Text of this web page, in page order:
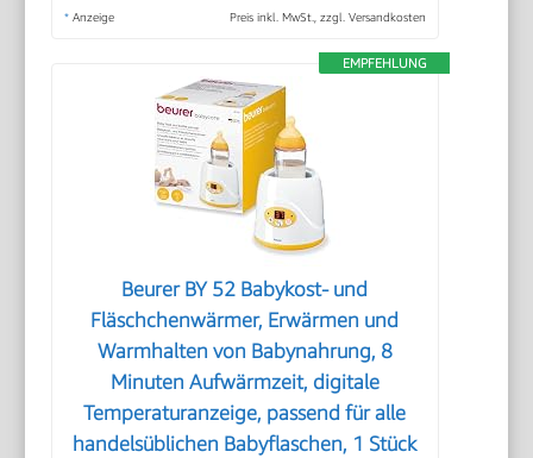
* Anzeige Preis inkl. MwSt., zzgl. Versandkosten
EMPFEHLUNG
Beurer BY 52 Babykost- und
Fläschchenwärmer, Erwärmen und
Warmhalten von Babynahrung, 8
Minuten Aufwärmzeit, digitale
Temperaturanzeige, passend für alle
handelsüblichen Babyflaschen, 1 Stück